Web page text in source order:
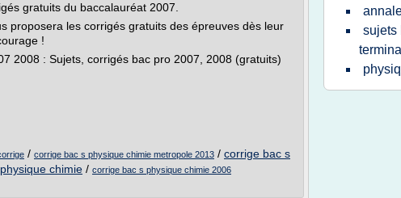
gratuits du baccalauréat 2007.
proposera les corrigés gratuits des épreuves dès leur
!
2008 : Sujets, corrigés bac pro 2007, 2008 (gratuits)
/ corrige bac s physique chimie metropole 2013 / corrige bac s
chimie / corrige bac s physique chimie 2006
sujets